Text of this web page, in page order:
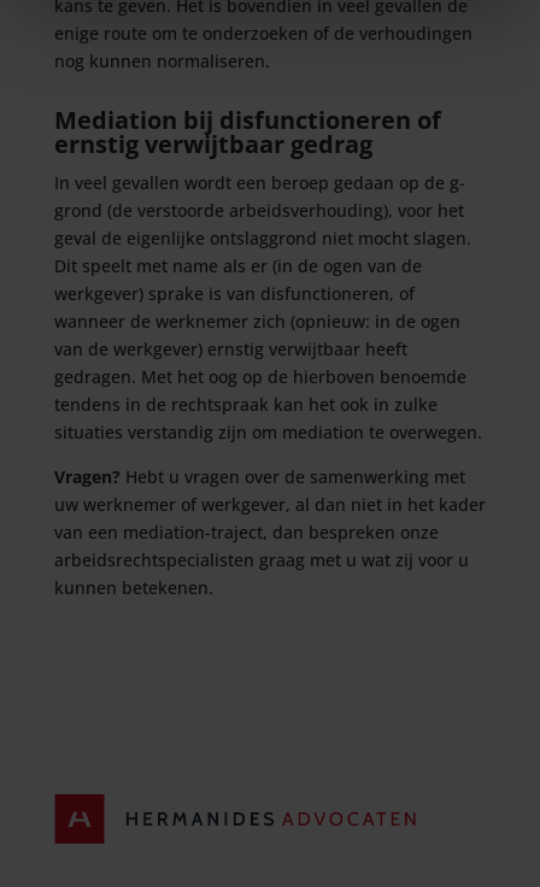
kans te geven. Het is bovendien in veel gevallen de
enige route om te onderzoeken of de verhoudingen
nog kunnen normaliseren.
Mediation bij disfunctioneren of
ernstig verwijtbaar gedrag
In veel gevallen wordt een beroep gedaan op de g-
grond (de verstoorde arbeidsverhouding), voor het
geval de eigenlijke ontslaggrond niet mocht slagen.
Dit speelt met name als er (in de ogen van de
werkgever) sprake is van disfunctioneren, of
wanneer de werknemer zich (opnieuw: in de ogen
van de werkgever) ernstig verwijtbaar heeft
gedragen. Met het oog op de hierboven benoemde
tendens in de rechtspraak kan het ook in zulke
situaties verstandig zijn om mediation te overwegen.
Vragen? Hebt u vragen over de samenwerking met
uw werknemer of werkgever, al dan niet in het kader
van een mediation-traject, dan bespreken onze
arbeidsrechtspecialisten graag met u wat zij voor u
kunnen betekenen.